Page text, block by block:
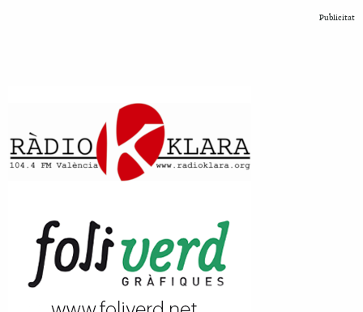
Publicitat